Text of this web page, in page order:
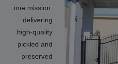
one mission:
delivering
high-quality
pickled and
preserved